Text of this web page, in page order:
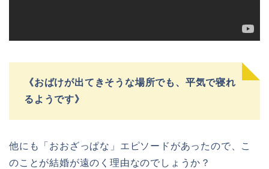
《おばけが出てきそうな場所でも、平気で寝れ
るようです》
他にも「おおざっぱな」エピソードがあったので、こ
のことが結婚が遠のく理由なのでしょうか？